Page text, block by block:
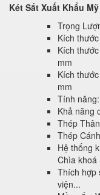
Két Sắt Xuất Khẩu Mỹ
Trọng
Kích
Kích
mm
Kích
mm
Tính
Khả năng
Thép
Thép
Hệ thống
Chìa khoá
Thích hợp
viện...